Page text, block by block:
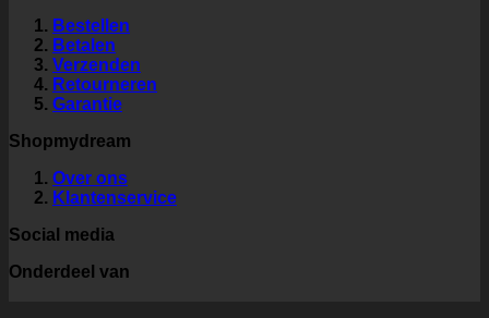
Bestellen
Betalen
Verzenden
Retourneren
Garantie
Shopmydream
Over ons
Klantenservice
Social media
Onderdeel van